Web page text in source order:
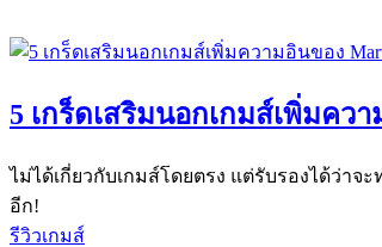
5 เกร็ดเสริมนอกเกมส์เพิ่มคว
ไม่ได้เกี่ยวกับเกมส์โดยตรง แต่รับรองได้ว่าจะ
อีก!
รีวิวเกมส์